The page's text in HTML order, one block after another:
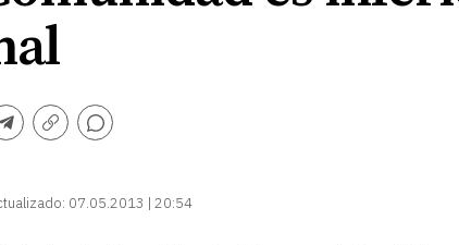
Telegram
Copiar
07.05.2013 | 20:54